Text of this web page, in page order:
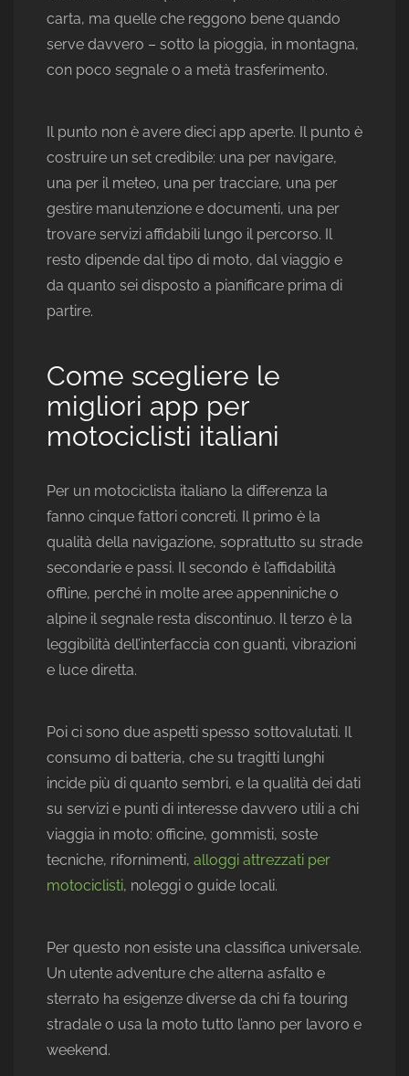
carta, ma quelle che reggono bene quando
serve davvero – sotto la pioggia, in montagna,
con poco segnale o a metà trasferimento.
Il punto non è avere dieci app aperte. Il punto è
costruire un set credibile: una per navigare,
una per il meteo, una per tracciare, una per
gestire manutenzione e documenti, una per
trovare servizi affidabili lungo il percorso. Il
resto dipende dal tipo di moto, dal viaggio e
da quanto sei disposto a pianificare prima di
partire.
Come scegliere le
migliori app per
motociclisti italiani
Per un motociclista italiano la differenza la
fanno cinque fattori concreti. Il primo è la
qualità della navigazione, soprattutto su strade
secondarie e passi. Il secondo è l’affidabilità
offline, perché in molte aree appenniniche o
alpine il segnale resta discontinuo. Il terzo è la
leggibilità dell’interfaccia con guanti, vibrazioni
e luce diretta.
Poi ci sono due aspetti spesso sottovalutati. Il
consumo di batteria, che su tragitti lunghi
incide più di quanto sembri, e la qualità dei dati
su servizi e punti di interesse davvero utili a chi
viaggia in moto: officine, gommisti, soste
tecniche, rifornimenti, alloggi attrezzati per
motociclisti, noleggi o guide locali.
Per questo non esiste una classifica universale.
Un utente adventure che alterna asfalto e
sterrato ha esigenze diverse da chi fa touring
stradale o usa la moto tutto l’anno per lavoro e
weekend.